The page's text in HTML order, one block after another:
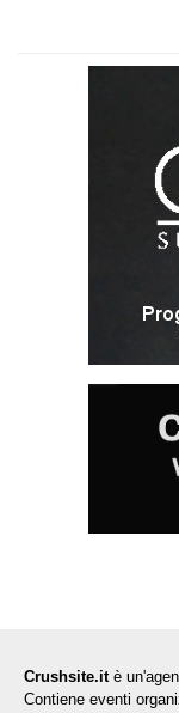
Crushsite.it è
Contiene eventi